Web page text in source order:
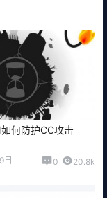
何防护CC攻击
日 0 20.8k